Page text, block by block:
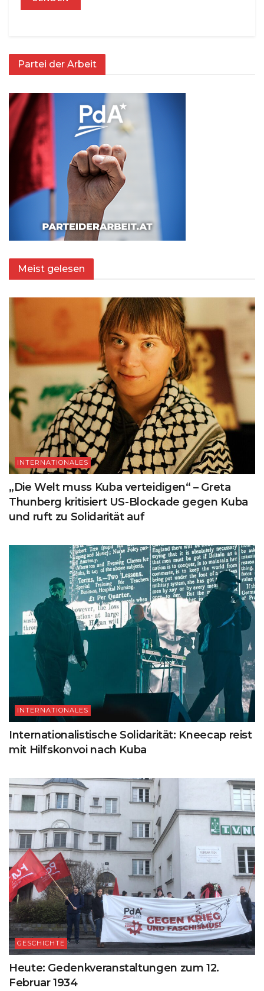
Partei der Arbeit
Meist gelesen
INTERNATIONALES
„Die Welt muss Kuba verteidigen“ – Greta
Thunberg kritisiert US-Blockade gegen Kuba
und ruft zu Solidarität auf
INTERNATIONALES
Internationalistische Solidarität: Kneecap reist
mit Hilfskonvoi nach Kuba
GESCHICHTE
Heute: Gedenkveranstaltungen zum 12.
Februar 1934